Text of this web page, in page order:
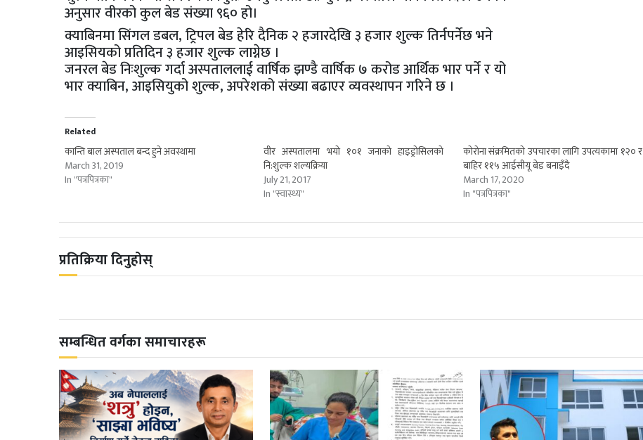
अनुसार वीरको कुल बेड संख्या ९६० हो।
क्याबिनमा सिंगल डबल, ट्रिपल बेड हेरि दैनिक २ हजारदेखि ३ हजार शुल्क तिर्नपर्नेछ भने
आइसियको प्रतिदिन ३ हजार शुल्क लाग्नेछ ।
जनरल बेड निःशुल्क गर्दा अस्पताललाई वार्षिक झण्डै वार्षिक ७ करोड आर्थिक भार पर्ने र यो
भार क्याबिन, आइसियुको शुल्क, अपरेशको संख्या बढाएर व्यवस्थापन गरिने छ ।
Related
कान्ति बाल अस्पताल बन्द हुने अवस्थामा
March 31, 2019
In "पत्रपित्रका"
वीर अस्पतालमा भयो १०१ जनाको हाइड्रोसिलको
नि:शुल्क शल्यक्रिया
July 21, 2017
In "स्वास्थ्य"
कोरोना संक्रमितको उपचारका लागि उपत्यकामा १२० र
बाहिर ११५ आईसीयू बेड बनाइँदै
March 17, 2020
In "पत्रपित्रका"
प्रतिक्रिया दिनुहोस्
सम्बन्धित वर्गका समाचारहरू